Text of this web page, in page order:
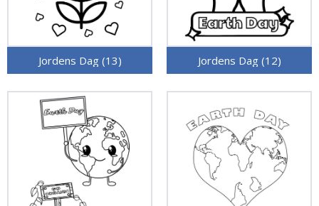
Jordens Dag (13) Jordens Dag (12)